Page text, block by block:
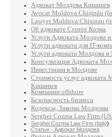
Адвокат Молдова Кишинев
Avocat Moldova Chișinău
Lawyer Moldova Chisinau
Об адвокате Сергее Козма
Услуги Адвоката Молдова
Услуги адвоката для IT-
Услуги адвоката Молдова
Консультация Адвоката
Инвестиции в Молдове
Стоимость услуг адвоката
Кишинев
Компании offshore
Безопасность бизнеса
Кодексы, Законы Молдовы
Serghei Cozma Law Firm
Serghei Cozma Law Firm (Italy)
Статьи - Адвокат Молдова